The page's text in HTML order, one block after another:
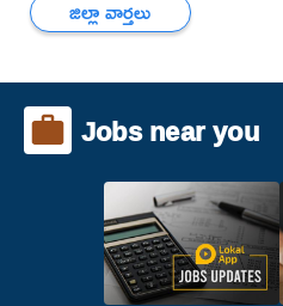
జిల్లా వార్తలు
Jobs near you